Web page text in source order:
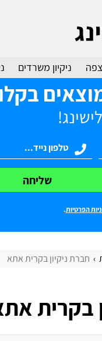
ניקיון משרדים
שליחה
הפרטיות.
חברת ניקיון בקרית אתא
בקרית